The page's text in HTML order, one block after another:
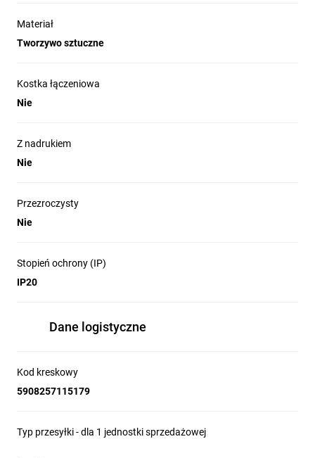
Materiał
Tworzywo sztuczne
Kostka łączeniowa
Nie
Z nadrukiem
Nie
Przezroczysty
Nie
Stopień ochrony (IP)
IP20
Dane logistyczne
Kod kreskowy
5908257115179
Typ przesyłki - dla 1 jednostki sprzedażowej